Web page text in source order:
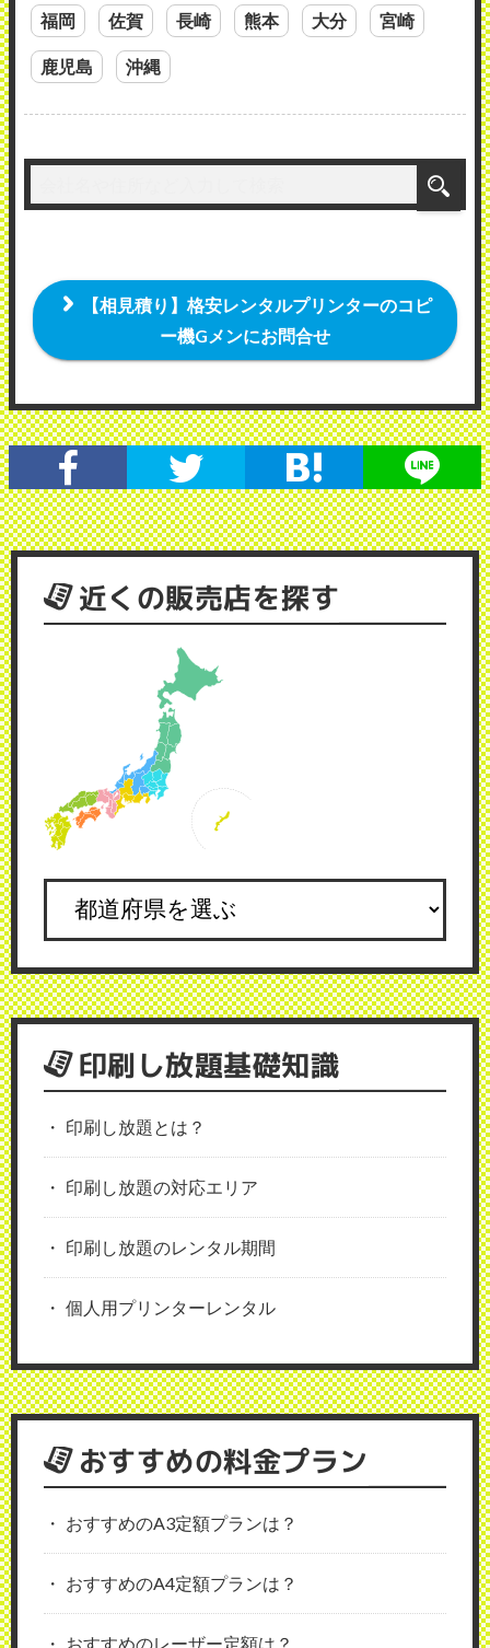
福岡 佐賀 長崎 熊本 大分 宮崎
鹿児島 沖縄
【相見積り】格安レンタルプリンターのコピ
ー機Gメンにお問合せ
近くの販売店を探す
印刷し放題基礎知識
印刷し放題とは？
印刷し放題の対応エリア
印刷し放題のレンタル期間
個人用プリンターレンタル
おすすめの料金プラン
おすすめのA3定額プランは？
おすすめのA4定額プランは？
おすすめのレーザー定額は？